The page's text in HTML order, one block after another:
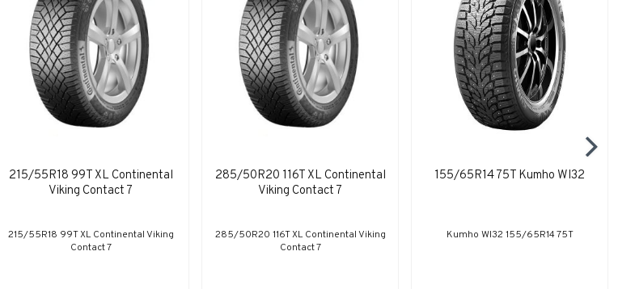
215/55R18 99T XL Continental
Viking Contact 7
215/55R18 99T XL Continental Viking
Contact 7
285/50R20 116T XL Continental
Viking Contact 7
285/50R20 116T XL Continental Viking
Contact 7
155/65R14 75T Kumho WI32
Kumho WI32 155/65R14 75T